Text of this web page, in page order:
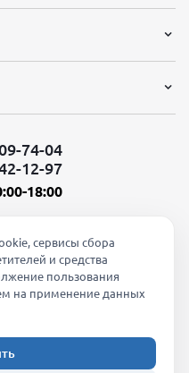
74-04
12-97
18:00
сетях:
магазин
сервисы сбора
и средства
пользования
на применение данных